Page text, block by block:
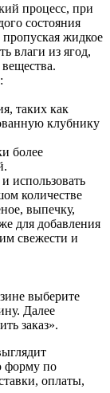
процесс, при
состояния
пропуская жидкое
влаги из ягод,
таких как
клубнику
более
использовать
количестве
выпечку,
для добавления
свежести и
выберите
Далее
заказ».
форму по
оплаты,